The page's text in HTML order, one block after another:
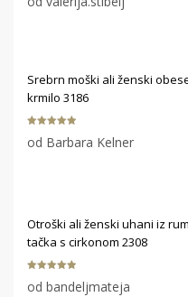
od 5
Srebrn moški ali ženski
krmilo 3186
od 5
od Barbara Kelner
Otroški ali ženski uhani iz
tačka s cirkonom 2308
od 5
od bandeljmateja